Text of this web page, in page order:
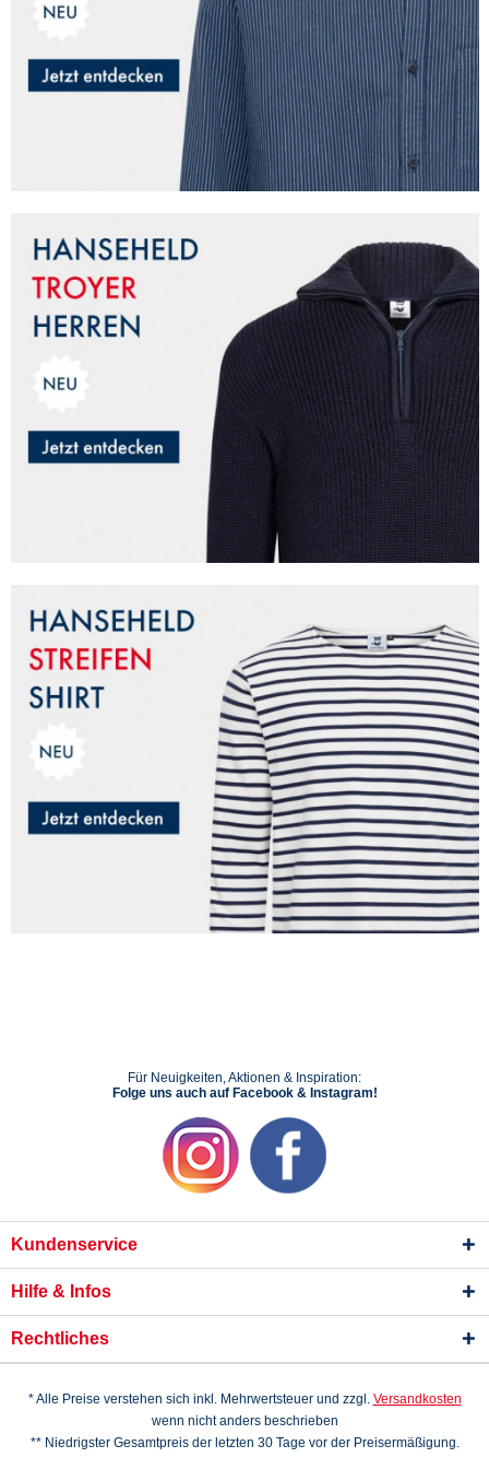
Für Neuigkeiten, Aktionen & Inspiration:
Folge uns auch auf Facebook & Instagram!
Kundenservice
Hilfe & Infos
Rechtliches
* Alle Preise verstehen sich inkl. Mehrwertsteuer und zzgl. Versandkosten
wenn nicht anders beschrieben
** Niedrigster Gesamtpreis der letzten 30 Tage vor der Preisermäßigung.